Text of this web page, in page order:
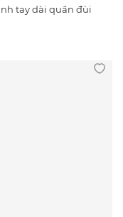
tay dài quần đùi